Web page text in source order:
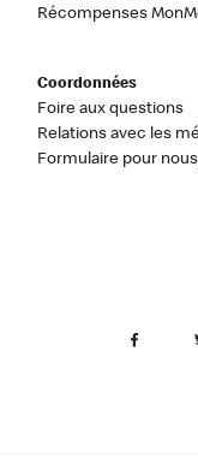
Récompenses
Coordonnées
Foire aux questions
Relations avec les
Formulaire pour